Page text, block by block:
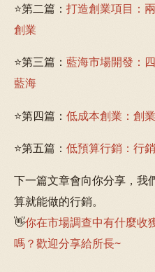
⭐第二篇： 打造創業項目：
創業
⭐第三篇： 藍海市場開發：
藍海
⭐第四篇： 低成本創業：創
⭐第五篇： 低預算行銷：行
下一篇文章會向你分享，我
算就能做的行銷。
👋你在市場調查中有什麼收
嗎？歡迎分享給所長~